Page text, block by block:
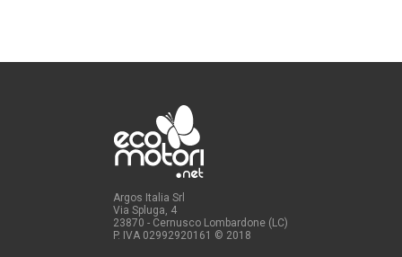
Argos Italia Srl
Via Spluga, 4
23870 - Cernusco Lombardone (LC)
P. IVA 02992920161 © 2018